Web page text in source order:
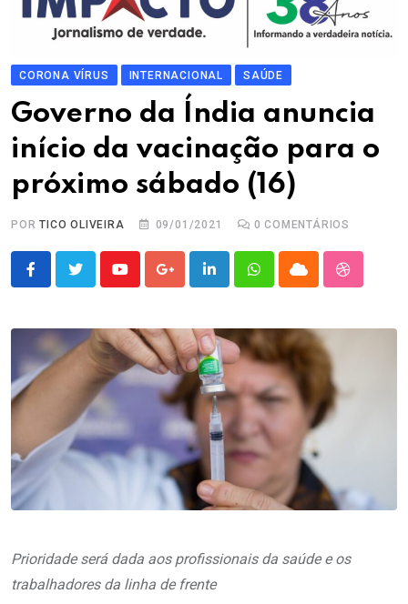
CORONA VÍRUS INTERNACIONAL SAÚDE
Governo da Índia anuncia
início da vacinação para o
próximo sábado (16)
PORTICO OLIVEIRA 09/01/2021 0 COMENTÁRIOS
YoutubeGoogle+LinkedInWhatsappCloud
Prioridade será dada aos profissionais da saúde e os
trabalhadores da linha de frente